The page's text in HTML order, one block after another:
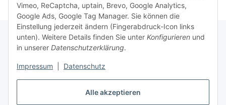
Alle akzeptieren
Vimeo, ReCaptcha, uptain, Brevo, Google Analytics,
Google Ads, Google Tag Manager. Sie können die
Einstellung jederzeit ändern (Fingerabdruck-Icon links
unten). Weitere Details finden Sie unter Konfigurieren und
in unserer Datenschutzerklärung.
Impressum Datenschutz